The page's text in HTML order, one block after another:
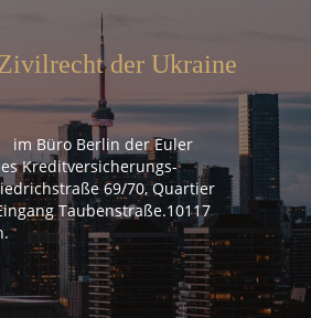
der Ukraine
im Büro Berlin der Euler
Kreditversicherungs-
69/70, Quartier
Taubenstraße.10117